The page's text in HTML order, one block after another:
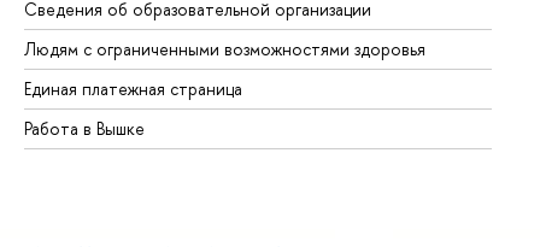
Сведения об образовательной организации
Людям с ограниченными возможностями здоровья
Единая платежная страница
Работа в Вышке